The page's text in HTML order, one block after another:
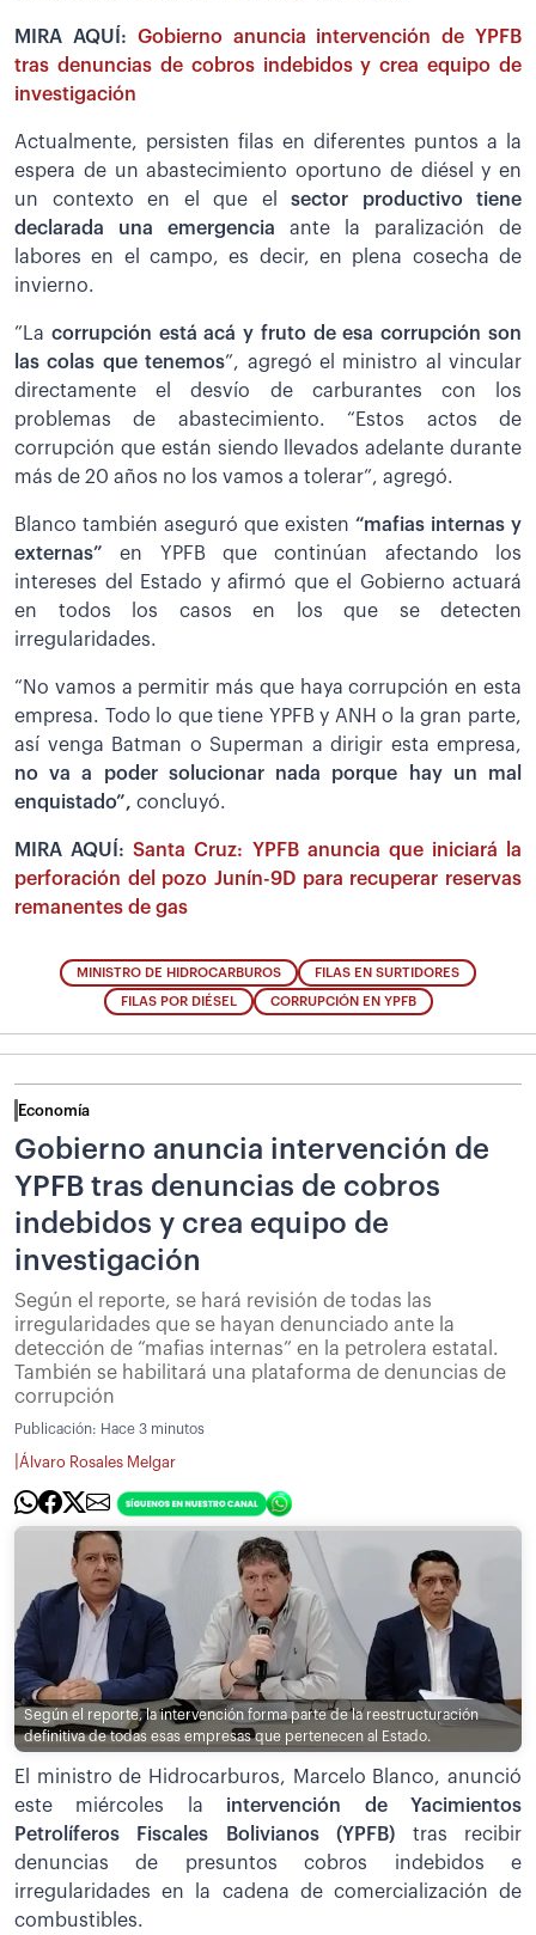
MIRA AQUÍ: Gobierno anuncia intervención de YPFB
tras denuncias de cobros indebidos y crea equipo de
investigación
Actualmente, persisten filas en diferentes puntos a la
espera de un abastecimiento oportuno de diésel y en
un contexto en el que el
sector productivo tiene
declarada una emergencia ante la paralización de
labores en el campo, es decir, en plena cosecha de
invierno.
”La corrupción está acá y fruto de esa corrupción son
las colas que tenemos”, agregó el ministro al vincular
directamente el desvío de carburantes con los
problemas de abastecimiento. “Estos actos de
corrupción que están siendo llevados adelante durante
más de 20 años no los vamos a tolerar”, agregó.
Blanco también aseguró que existen “mafias internas y
externas”en YPFB que continúan afectando los
intereses del Estado y afirmó que el Gobierno actuará
en todos los casos en los que se detecten
irregularidades.
“No vamos a permitir más que haya corrupción en esta
empresa. Todo lo que tiene YPFB y ANH o la gran parte,
así venga Batman o Superman a dirigir esta empresa,
no va a poder solucionar nada porque hay un mal
enquistado”, concluyó.
MIRA AQUÍ:Santa Cruz: YPFB anuncia que iniciará la
perforación del pozo Junín-9D para recuperar reservas
remanentes de gas
MINISTRO DE HIDROCARBUROS FILAS EN SURTIDORES
FILAS POR DIÉSEL CORRUPCIÓN EN YPFB
Economía
Gobierno anuncia intervención de
YPFB tras denuncias de cobros
indebidos y crea equipo de
investigación
Según el reporte, se hará revisión de todas las
irregularidades que se hayan denunciado ante la
detección de “mafias internas” en la petrolera estatal.
También se habilitará una plataforma de denuncias de
corrupción
Publicación: Hace 3 minutos
Álvaro Rosales Melgar
Según el reporte, la intervención forma parte de la reestructuración
definitiva de todas esas empresas que pertenecen al Estado.
El ministro de Hidrocarburos, Marcelo Blanco, anunció
este miércoles la intervención de Yacimientos
Petrolíferos Fiscales Bolivianos (YPFB) tras recibir
denuncias de presuntos cobros indebidos e
irregularidades en la cadena de comercialización de
combustibles.